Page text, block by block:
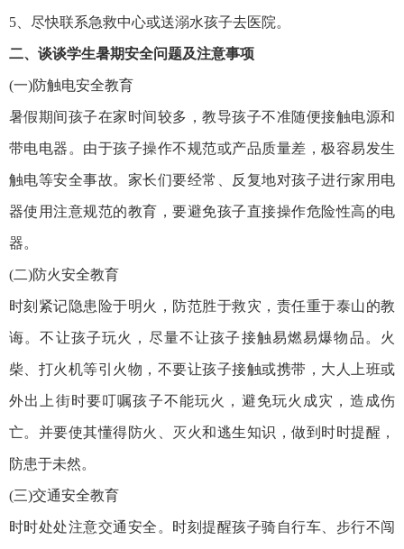
5、尽快联系急救中心或送溺水孩子去医院。
二、谈谈学生暑期安全问题及注意事项
(一)防触电安全教育
暑假期间孩子在家时间较多，教导孩子不准随便接触电源和
带电电器。由于孩子操作不规范或产品质量差，极容易发生
触电等安全事故。家长们要经常、反复地对孩子进行家用电
器使用注意规范的教育，要避免孩子直接操作危险性高的电
器。
(二)防火安全教育
时刻紧记隐患险于明火，防范胜于救灾，责任重于泰山的教
诲。不让孩子玩火，尽量不让孩子接触易燃易爆物品。火
柴、打火机等引火物，不要让孩子接触或携带，大人上班或
外出上街时要叮嘱孩子不能玩火，避免玩火成灾，造成伤
亡。并要使其懂得防火、灭火和逃生知识，做到时时提醒，
防患于未然。
(三)交通安全教育
时时处处注意交通安全。时刻提醒孩子骑自行车、步行不闯